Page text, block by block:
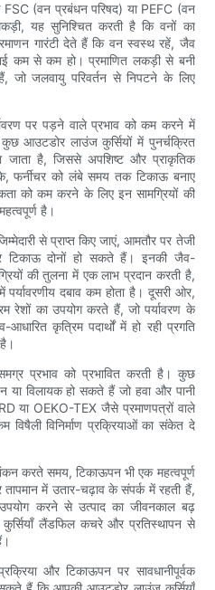
(वन प्रबंधन परिषद) या PEFC (वन
लकड़ी, यह सुनिश्चित करती है कि वनों का
गारंटी देते हैं कि वन स्वस्थ रहें, जैव
कम से कम हो। प्रमाणित लकड़ी से बनी
जो जलवायु परिवर्तन से निपटने के लिए
पर पड़ने वाले प्रभाव को कम करने में
आउटडोर लाउंज कुर्सियों में पुनर्चक्रित
जाता है, जिससे अपशिष्ट और प्राकृतिक
फर्नीचर को लंबे समय तक टिकाऊ बनाए
को कम करने के लिए इन सामग्रियों की
है।
से प्राप्त किए जाएं, आमतौर पर तेजी
दोनों हो सकते हैं। इनकी जैव-
की तुलना में एक लाभ प्रदान करती है,
दबाव कम होता है। दूसरी ओर,
रेशों का उपयोग करते हैं, जो पर्यावरण के
कृत्रिम पदार्थों में हो रही प्रगति
समग्र प्रभाव को प्रभावित करती है। कुछ
या विलायक हो सकते हैं जो हवा और पानी
या OEKO-TEX जैसे प्रमाणपत्रों वाले
विषैली विनिर्माण प्रक्रियाओं का संकेत दे
करते समय, टिकाऊपन भी एक महत्वपूर्ण
तापमान में उतार-चढ़ाव के संपर्क में रहती हैं,
उपयोग करने से उत्पाद का जीवनकाल बढ़
लैंडफिल कचरे और प्रतिस्थापन से
और टिकाऊपन पर सावधानीपूर्वक